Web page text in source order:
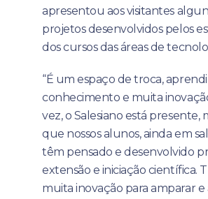
apresentou aos visitantes
projetos desenvolvidos pelos
dos cursos das áreas de
“É um espaço de troca,
conhecimento e muita
vez, o Salesiano está presente,
que nossos alunos, ainda em
têm pensado e desenvolvido
extensão e iniciação científica.
muita inovação para amparar